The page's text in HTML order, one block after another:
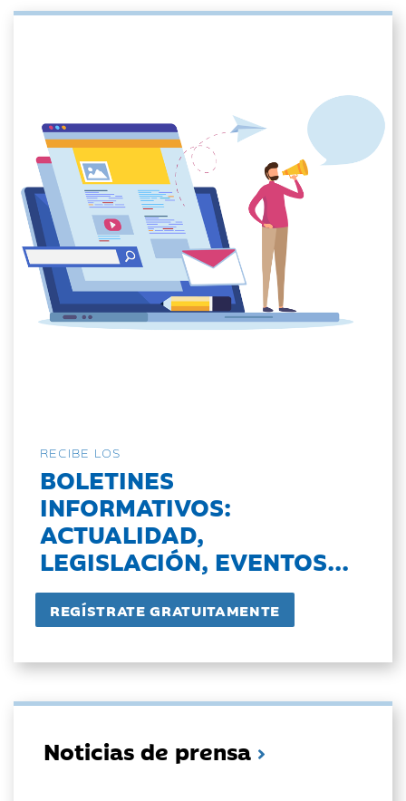
RECIBE LOS
BOLETINES
INFORMATIVOS:
ACTUALIDAD,
LEGISLACIÓN, EVENTOS...
Noticias de prensa